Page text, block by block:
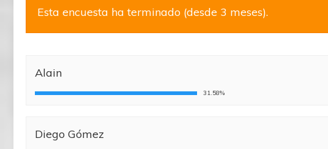
Esta encuesta ha terminado (desde 3 meses).
Alain
31.58%
Diego Gómez